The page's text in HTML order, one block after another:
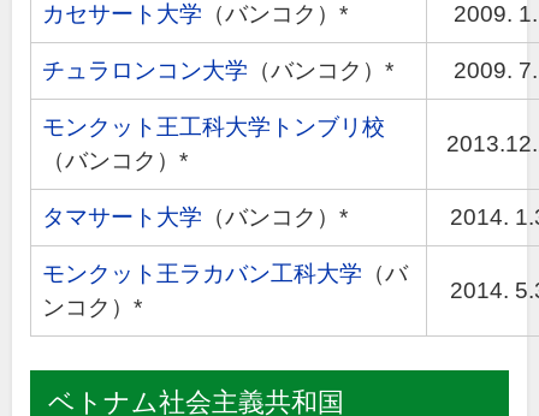
カセサート大学 （バンコク）* 2009.
チュラロンコン大学 （バンコク）* 2009.
モンクット王工科大学トンブリ校
（バンコク）*
タマサート大学 （バンコク）* 2014.
モンクット王ラカバン工科大学 （バ
ンコク）*
2014.
ベトナム社会主義共和国